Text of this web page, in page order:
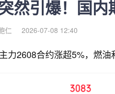
然引爆！国
仁 2026-07-08 12:40
力2608合约涨超5%，燃